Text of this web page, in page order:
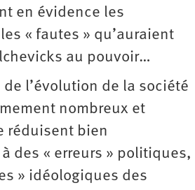
en évidence les
« fautes » qu’auraient
au pouvoir…
l’évolution de la société
nombreux et
réduisent bien
des « erreurs » politiques,
» idéologiques des